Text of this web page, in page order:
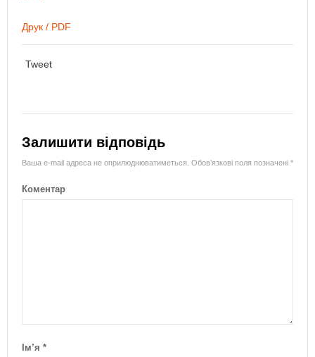
Друк / PDF
Tweet
Залишити відповідь
Ваша e-mail адреса не оприлюднюватиметься. Обов’язкові поля позначені *
Коментар
Ім’я *